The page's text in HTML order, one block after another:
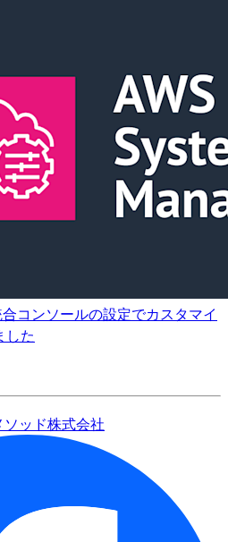
コンソールの設定でカスタマイ
した
ソッド株式会社